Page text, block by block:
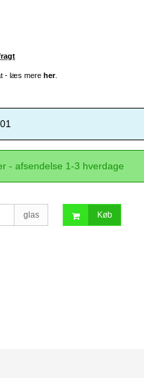
- læs mere her.
- afsendelse 1-3 hverdage
glas Køb